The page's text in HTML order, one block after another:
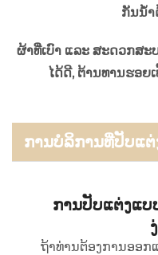
ກັນນ້ຳ
ຜ້າທີ່ເບົາ ແລະ ສະດວກສ
ໄດ້ດີ, ຕ້ານທານຮອຍ
ການບໍລິການທີ່ປັບແຕ່
ການປັບແຕ່ງແ
ຖ້າທ່ານຕ້ອງການອອກ